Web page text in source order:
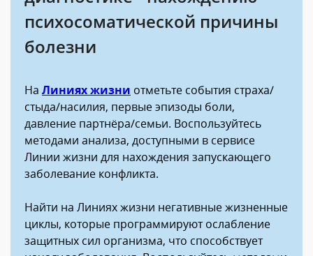
психосоматической причины
болезни
На Линиях жизни отметьте события страха/
стыда/насилия, первые эпизоды боли,
давление партнёра/семьи. Воспользуйтесь
методами анализа, доступными в сервисе
Линии жизни для нахождения запускающего
заболевание конфликта.
Найти на Линиях жизни негативные жизненные
циклы, которые программируют ослабление
защитных сил организма, что способствует